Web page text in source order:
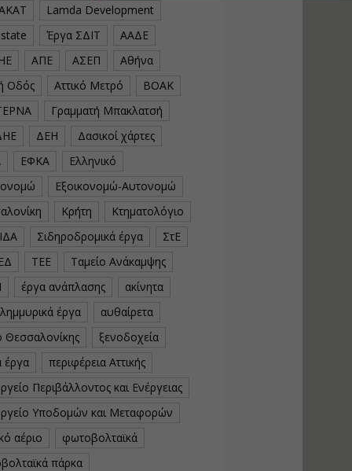
Lamda Development
Έργα ΣΔΙΤ
ΑΑΔΕ
ΑΠΕ ΑΣΕΠ
Αθήνα
Οδός
Αττικό Μετρό
ΒΟΑΚ
Γραμματή Μπακλατσή
ΔΕΗ
Δασικοί χάρτες
ΕΦΚΑ
Ελληνικό
Εξοικονομώ-Αυτονομώ
Κρήτη
Κτηματολόγιο
Σιδηροδρομικά έργα
ΣτΕ
ΤΕΕ
Ταμείο Ανάκαμψης
έργα ανάπλασης
ακίνητα
έργα
αυθαίρετα
Θεσσαλονίκης
ξενοδοχεία
έργα
περιφέρεια Αττικής
Περιβάλλοντος και Ενέργειας
Υποδομών και Μεταφορών
αέριο
φωτοβολταϊκά
πάρκα
Εισηγητής:
Τιμή από: €230.00
Διάρκεια: 16 ώρες
Εισηγητής:
Τιμή από: €275.00